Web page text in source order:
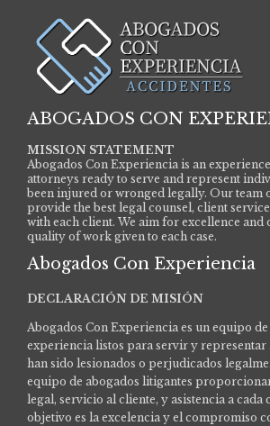
ABOGADOS CON
MISSION STATEMENT
Abogados Con Experiencia is an
attorneys ready to serve and represent
been injured or wronged legally. Our team
provide the best legal counsel, client
with each client. We aim for excellence and
quality of work given to each case.
Abogados Con Experiencia
DECLARACIÓN DE MISIÓN
Abogados Con Experiencia es un equipo
experiencia listos para servir y representar
han sido lesionados o perjudicados
equipo de abogados litigantes
legal, servicio al cliente, y asistencia a cada
objetivo es la excelencia y el compromiso